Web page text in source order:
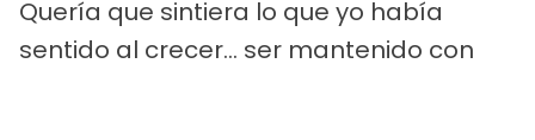
Quería que sintiera lo que yo había
sentido al crecer... ser mantenido con